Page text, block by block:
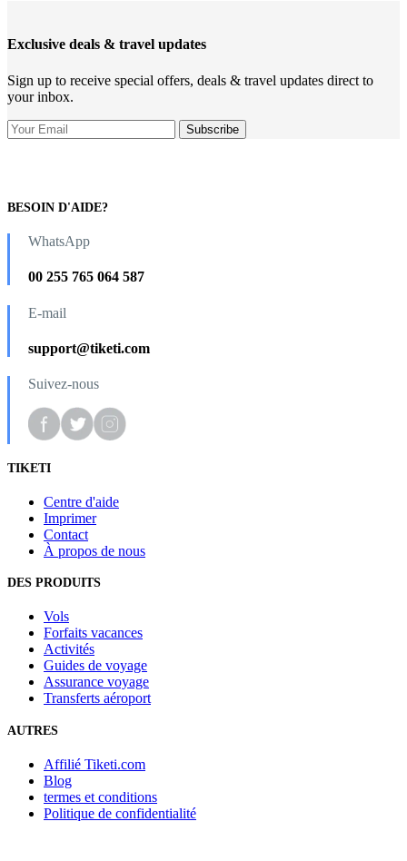
Exclusive deals & travel updates
Sign up to receive special offers, deals & travel updates direct to
your inbox.
BESOIN D'AIDE?
WhatsApp
00 255 765 064 587
E-mail
support@tiketi.com
Suivez-nous
TIKETI
Centre d'aide
Imprimer
Contact
À propos de nous
DES PRODUITS
Vols
Forfaits vacances
Activités
Guides de voyage
Assurance voyage
Transferts aéroport
AUTRES
Affilié Tiketi.com
Blog
termes et conditions
Politique de confidentialité